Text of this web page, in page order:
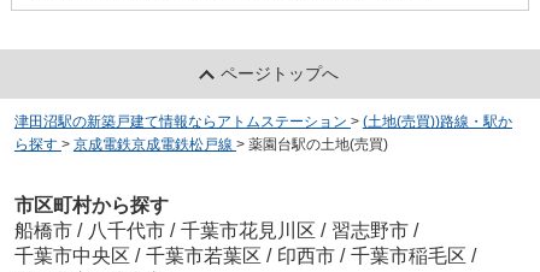
ページトップへ
津田沼駅の新築戸建て情報ならアトムステーション > (土地(売買))路線・駅か
ら探す > 京成電鉄京成電鉄松戸線 > 薬園台駅の土地(売買)
市区町村から探す
船橋市 / 八千代市 / 千葉市花見川区 / 習志野市 /
千葉市中央区 / 千葉市若葉区 / 印西市 / 千葉市稲毛区 /